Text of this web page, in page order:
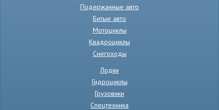
Подержанные авто
Битые авто
Мотоциклы
Квадроциклы
Снегоходы
Лодки
Гидроциклы
Грузовики
Спецтехника